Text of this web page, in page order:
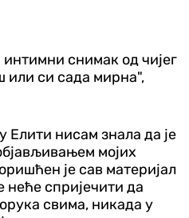
снимак од чијег
или си сада мирна",
Елити нисам знала да је
мојих
је сав материјал
спријечити да
свима, никада у